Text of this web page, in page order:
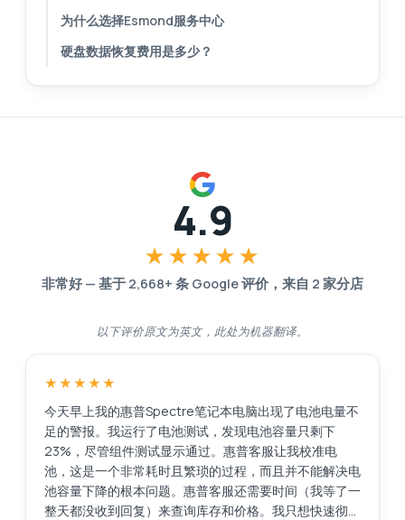
为什么选择Esmond服务中心
硬盘数据恢复费用是多少？
4.9
★★★★★
非常好 — 基于 2,668+ 条 Google 评价，来自 2 家分店
以下评价原文为英文，此处为机器翻译。
★★★★★
今天早上我的惠普Spectre笔记本电脑出现了电池电量不
足的警报。我运行了电池测试，发现电池容量只剩下
23%，尽管组件测试显示通过。惠普客服让我校准电
池，这是一个非常耗时且繁琐的过程，而且并不能解决电
池容量下降的根本问题。惠普客服还需要时间（我等了一
整天都没收到回复）来查询库存和价格。我只想快速彻底